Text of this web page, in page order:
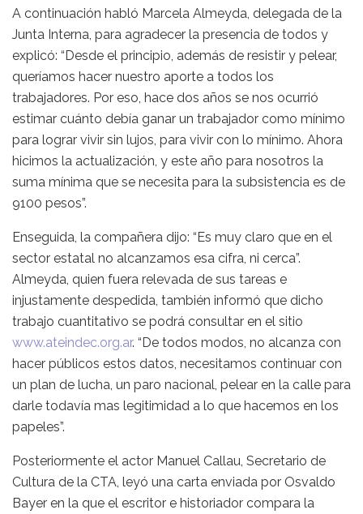
A continuación habló Marcela Almeyda, delegada de la
Junta Interna, para agradecer la presencia de todos y
explicó: “Desde el principio, además de resistir y pelear,
queríamos hacer nuestro aporte a todos los
trabajadores. Por eso, hace dos años se nos ocurrió
estimar cuánto debía ganar un trabajador como mínimo
para lograr vivir sin lujos, para vivir con lo mínimo. Ahora
hicimos la actualización, y este año para nosotros la
suma mínima que se necesita para la subsistencia es de
9100 pesos”.
Enseguida, la compañera dijo: “Es muy claro que en el
sector estatal no alcanzamos esa cifra, ni cerca”.
Almeyda, quien fuera relevada de sus tareas e
injustamente despedida, también informó que dicho
trabajo cuantitativo se podrá consultar en el sitio
www.ateindec.org.ar. “De todos modos, no alcanza con
hacer públicos estos datos, necesitamos continuar con
un plan de lucha, un paro nacional, pelear en la calle para
darle todavía mas legitimidad a lo que hacemos en los
papeles”.
Posteriormente el actor Manuel Callau, Secretario de
Cultura de la CTA, leyó una carta enviada por Osvaldo
Bayer en la que el escritor e historiador compara la